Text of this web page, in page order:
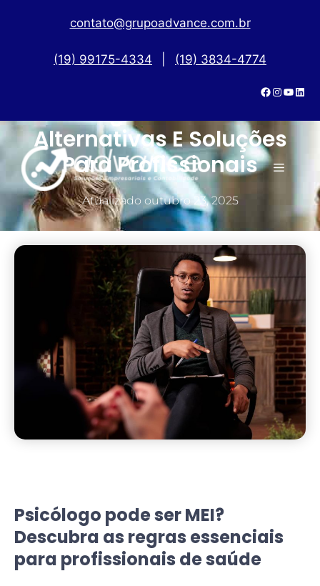
contato@grupoadvance.com.br
(19) 99175-4334 (19) 3834-4774
Psicólogo Pode Ser MEI?
Alternativas E Soluções
Para Profissionais
Atualizado outubro 23, 2025
Psicólogo pode ser MEI?
Descubra as regras essenciais
para profissionais de saúde